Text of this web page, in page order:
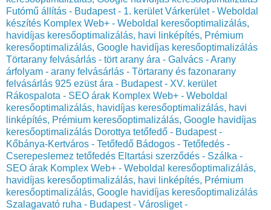
Futómű állítás - Budapest - 1. kerület Várkerület - Weboldal
készítés Komplex Web+ - Weboldal keresőoptimalizálás,
havidíjas keresőoptimalizálás, havi linképítés, Prémium
keresőoptimalizálás, Google havidíjas keresőoptimalizálás
Törtarany felvásárlás - tört arany ára - Galvács - Arany
árfolyam - arany felvásárlás - Törtarany és fazonarany
felvásárlás 925 ezüst ára - Budapest - XV. kerület
Rákospalota - SEO árak Komplex Web+ - Weboldal
keresőoptimalizálás, havidíjas keresőoptimalizálás, havi
linképítés, Prémium keresőoptimalizálás, Google havidíjas
keresőoptimalizálás Dorottya tetőfedő - Budapest -
Kőbánya-Kertváros - Tetőfedő Bádogos - Tetőfedés -
Cserepeslemez tetőfedés Eltartási szerződés - Szálka -
SEO árak Komplex Web+ - Weboldal keresőoptimalizálás,
havidíjas keresőoptimalizálás, havi linképítés, Prémium
keresőoptimalizálás, Google havidíjas keresőoptimalizálás
Szalagavató ruha - Budapest - Városliget -